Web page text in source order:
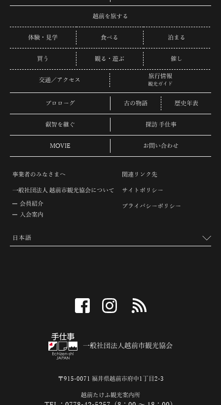
越前を旅する
体験・見学 食べる 泊まる
買う 観る・遊ぶ 催し
交通／アクセス
旅行情報
観光ガイド
プロローグ 古の物語 歴史年表
叡智を継ぐ 探訪 手仕事
MOVIE お問い合わせ
事業者のみなさまへ
一般社団法人 越前市観光協会について
会員紹介
入会案内
関連リンク先
サイトポリシー
プライバシーポリシー
facebook instagram
一般社団法人越前市観光協会
〒915-0071 福井県越前市府中1丁目2-3
越前たけふ観光案内所